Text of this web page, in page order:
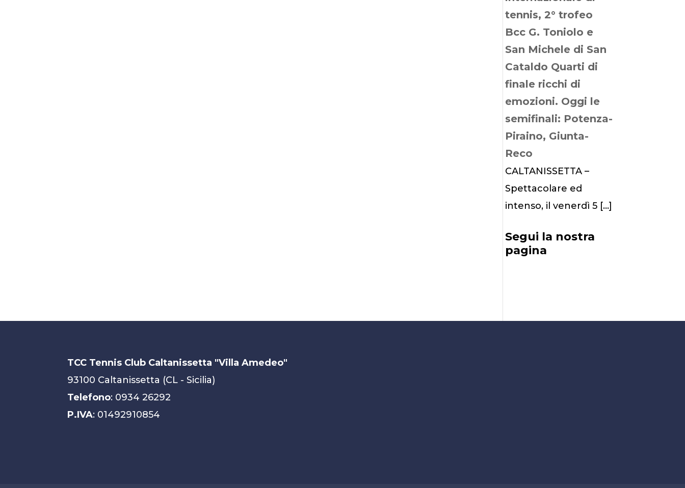
tennis, 2° trofeo
Bcc G. Toniolo e
San Michele di San
Cataldo Quarti di
finale ricchi di
emozioni. Oggi le
semifinali: Potenza-
Piraino, Giunta-
Reco
CALTANISSETTA –
Spettacolare ed
intenso, il venerdì 5 […]
Segui la nostra
pagina
TCC Tennis Club Caltanissetta "Villa Amedeo"
93100 Caltanissetta (CL - Sicilia)
Telefono: 0934 26292
P.IVA: 01492910854